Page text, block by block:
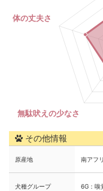
その他情報
原産地 南アフ
犬種グループ 6G：嗅